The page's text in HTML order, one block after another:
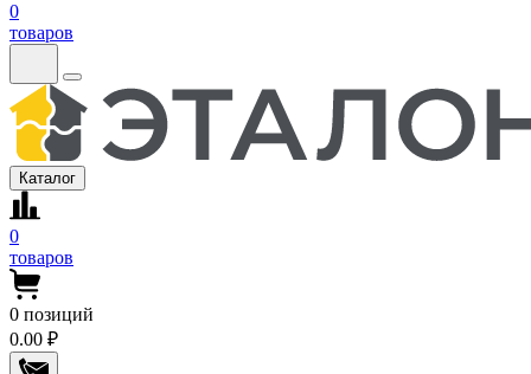
0
товаров
Каталог
0
товаров
0 позиций
0.00 ₽